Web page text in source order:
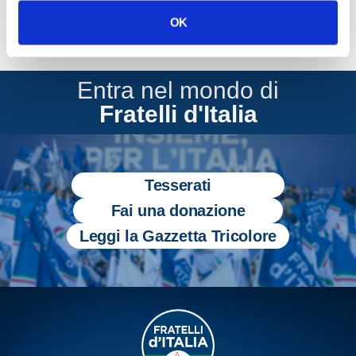
OK
Entra nel mondo di
Fratelli d'Italia
Tesserati
Fai una donazione
Leggi la Gazzetta Tricolore